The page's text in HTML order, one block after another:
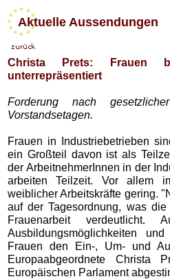
Aktuelle Aussendungen
Christa Prets: Frauen
unterrepräsentiert
Forderung nach
Vorstandsetagen.
Frauen in Industriebetrieben
ein Großteil davon ist als
der ArbeitnehmerInnen in der
arbeiten Teilzeit. Vor allem
weiblicher Arbeitskräfte gering.
auf der Tagesordnung, was
Frauenarbeit
Ausbildungsmöglichkeiten
Frauen den Ein-, Um- und
Europaabgeordnete
Europäischen Parlament